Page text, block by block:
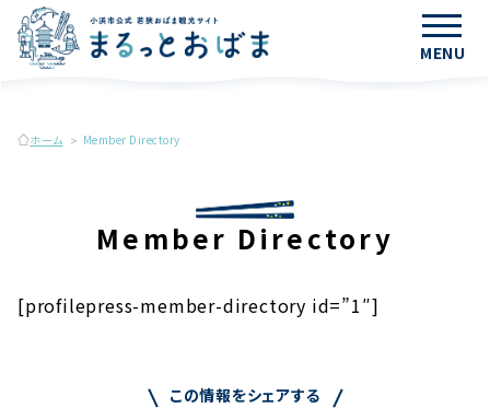
MENU
ホーム Member Directory
Member Directory
[profilepress-member-directory id=”1″]
この情報をシェアする